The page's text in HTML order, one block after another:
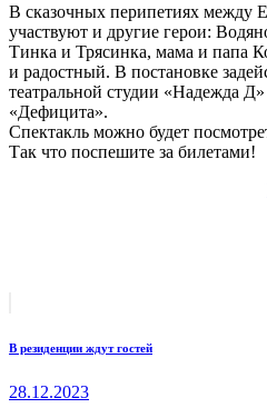
В сказочных перипетиях между
участвуют и другие герои:
Тинка и Трясинка, мама и папа
и радостный. В постановке
театральной студии «Надежда
«Дефицита».
Спектакль можно будет
Так что поспешите за билетами!
по
В резиденции ждут гостей
28.12.2023